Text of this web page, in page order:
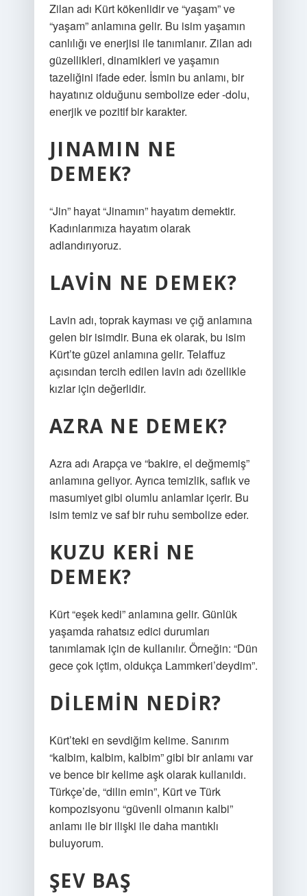
Zilan adı Kürt kökenlidir ve “yaşam” ve
“yaşam” anlamına gelir. Bu isim yaşamın
canlılığı ve enerjisi ile tanımlanır. Zilan adı
güzellikleri, dinamikleri ve yaşamın
tazeliğini ifade eder. İsmin bu anlamı, bir
hayatınız olduğunu sembolize eder -dolu,
enerjik ve pozitif bir karakter.
JINAMIN NE
DEMEK?
“Jin” hayat “Jinamın” hayatım demektir.
Kadınlarımıza hayatım olarak
adlandırıyoruz.
LAVIN NE DEMEK?
Lavin adı, toprak kayması ve çığ anlamına
gelen bir isimdir. Buna ek olarak, bu isim
Kürt’te güzel anlamına gelir. Telaffuz
açısından tercih edilen lavin adı özellikle
kızlar için değerlidir.
AZRA NE DEMEK?
Azra adı Arapça ve “bakire, el değmemiş”
anlamına geliyor. Ayrıca temizlik, saflık ve
masumiyet gibi olumlu anlamlar içerir. Bu
isim temiz ve saf bir ruhu sembolize eder.
KUZU KERI NE
DEMEK?
Kürt “eşek kedi” anlamına gelir. Günlük
yaşamda rahatsız edici durumları
tanımlamak için de kullanılır. Örneğin: “Dün
gece çok içtim, oldukça Lammkeri’deydim”.
DILEMIN NEDIR?
Kürt’teki en sevdiğim kelime. Sanırım
“kalbim, kalbim, kalbim” gibi bir anlamı var
ve bence bir kelime aşk olarak kullanıldı.
Türkçe’de, “dilin emin”, Kürt ve Türk
kompozisyonu “güvenli olmanın kalbi”
anlamı ile bir ilişki ile daha mantıklı
buluyorum.
ŞEV BAŞ